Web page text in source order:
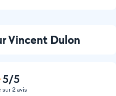
Vincent Dulon
5/5
sur 2 avis